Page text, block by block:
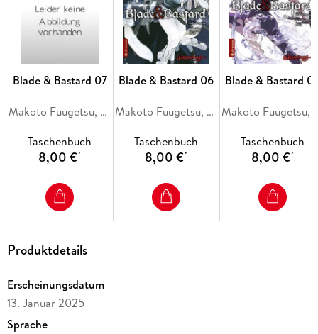
Blade & Bastard 07
Makoto Fuugetsu, Kumo Kagyu, so-bin
Taschenbuch
8,00 €*
Blade & Bastard 06
Makoto Fuugetsu, Kumo Kagyu, so-bin
Taschenbuch
8,00 €*
Blade & Bastard
Taschenbuch
8,00 €*
Produktdetails
Erscheinungsdatum
13. Januar 2025
Sprache